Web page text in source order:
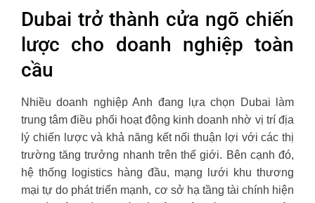
Dubai trở thành cửa ngõ chiến
lược cho doanh nghiệp toàn
cầu
Nhiều doanh nghiệp Anh đang lựa chọn Dubai làm
trung tâm điều phối hoạt động kinh doanh nhờ vị trí địa
lý chiến lược và khả năng kết nối thuận lợi với các thị
trường tăng trưởng nhanh trên thế giới. Bên cạnh đó,
hệ thống logistics hàng đầu, mạng lưới khu thương
mại tự do phát triển mạnh, cơ sở hạ tầng tài chính hiện